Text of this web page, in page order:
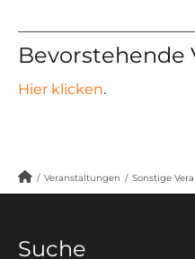
Bevorstehende
Hier klicken.
/ Veranstaltungen / Sonstige
Suche